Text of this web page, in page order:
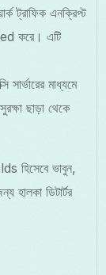
ট্রাফিক এনক্রিপ্ট
করে। এটি
সার্ভারের মাধ্যমে
ছাড়া থেকে
হিসেবে ভাবুন,
হালকা ডিটার্টর